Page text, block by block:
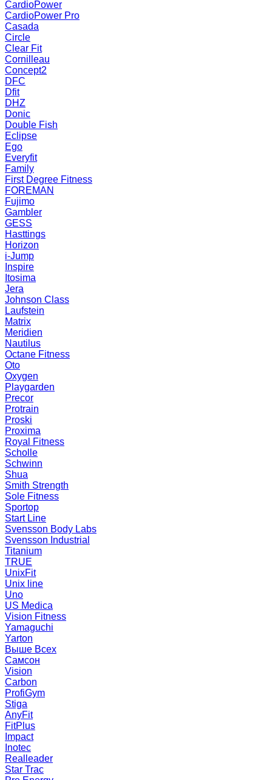
CardioPower
CardioPower Pro
Casada
Circle
Clear Fit
Cornilleau
Concept2
DFC
Dfit
DHZ
Donic
Double Fish
Eclipse
Ego
Everyfit
Family
First Degree Fitness
FOREMAN
Fujimo
Gambler
GESS
Hasttings
Horizon
i-Jump
Inspire
Itosima
Jera
Johnson Class
Laufstein
Matrix
Meridien
Nautilus
Octane Fitness
Oto
Oxygen
Playgarden
Precor
Protrain
Proski
Proxima
Royal Fitness
Scholle
Schwinn
Shua
Smith Strength
Sole Fitness
Sportop
Start Line
Svensson Body Labs
Svensson Industrial
Titanium
TRUE
UnixFit
Unix line
Uno
US Medica
Vision Fitness
Yamaguchi
Yarton
Выше Всех
Самсон
Vision
Carbon
ProfiGym
Stiga
AnyFit
FitPlus
Impact
Inotec
Realleader
Star Trac